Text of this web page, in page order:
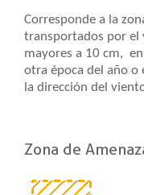
Corresponde a la
transportados por el
mayores a 10 cm,
otra época del año o
la dirección del
Zona de